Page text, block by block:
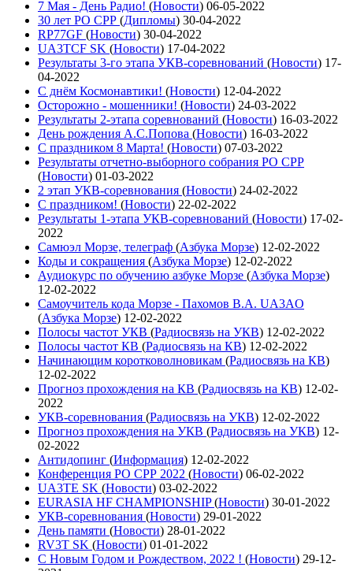
7 Мая - День Радио! (Новости) 06-05-2022
30 лет РО СРР (Дипломы) 30-04-2022
RP77GF (Новости) 30-04-2022
UA3TCF SK (Новости) 17-04-2022
Результаты 3-го этапа УКВ-соревнований (Новости) 17-
04-2022
С днём Космонавтики! (Новости) 12-04-2022
Осторожно - мошенники! (Новости) 24-03-2022
Результаты 2-этапа соревнований (Новости) 16-03-2022
День рождения А.С.Попова (Новости) 16-03-2022
С праздником 8 Марта! (Новости) 07-03-2022
Результаты отчетно-выборного собрания РО СРР
(Новости) 01-03-2022
2 этап УКВ-соревнования (Новости) 24-02-2022
С праздником! (Новости) 22-02-2022
Результаты 1-этапа УКВ-соревнований (Новости) 17-02-
2022
Самюэл Морзе, телеграф (Азбука Морзе) 12-02-2022
Коды и сокращения (Азбука Морзе) 12-02-2022
Аудиокурс по обучению азбуке Морзе (Азбука Морзе)
12-02-2022
Самоучитель кода Морзе - Пахомов В.А. UA3AO
(Азбука Морзе) 12-02-2022
Полосы частот УКВ (Радиосвязь на УКВ) 12-02-2022
Полосы частот КВ (Радиосвязь на КВ) 12-02-2022
Начинающим коротковолновикам (Радиосвязь на КВ)
12-02-2022
Прогноз прохождения на КВ (Радиосвязь на КВ) 12-02-
2022
УКВ-соревнования (Радиосвязь на УКВ) 12-02-2022
Прогноз прохождения на УКВ (Радиосвязь на УКВ) 12-
02-2022
Антидопинг (Информация) 12-02-2022
Конференция РО СРР 2022 (Новости) 06-02-2022
UA3TE SK (Новости) 03-02-2022
EURASIA HF CHAMPIONSHIP(Новости) 30-01-2022
УКВ-соревнования (Новости) 29-01-2022
День памяти (Новости) 28-01-2022
RV3T SK (Новости) 01-01-2022
С Новым Годом и Рождеством, 2022 ! (Новости) 29-12-